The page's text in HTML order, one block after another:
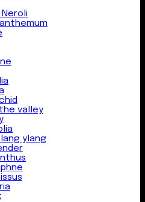
Neroli
the valley
ylang